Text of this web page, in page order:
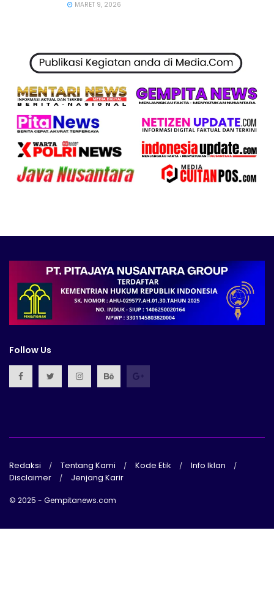
MARET 9, 2026
Follow Us
Redaksi Tentang Kami Kode Etik
Info Iklan
Disclaimer
Jenjang Karir
© 2025 - Gempitanews.com